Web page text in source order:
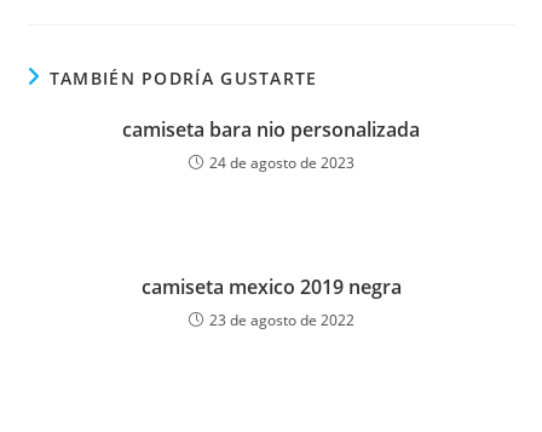
TAMBIÉN PODRÍA GUSTARTE
camiseta bara nio personalizada
24 de agosto de 2023
camiseta mexico 2019 negra
23 de agosto de 2022